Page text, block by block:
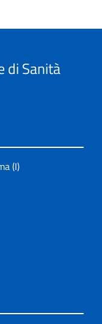
di Sanità
(I)